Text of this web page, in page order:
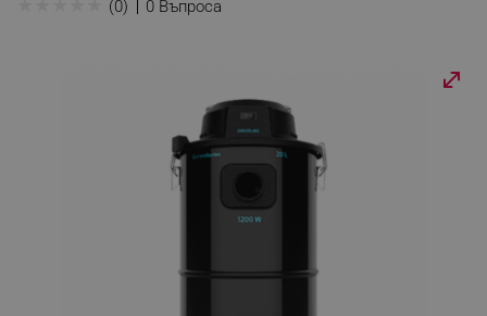
(0) 0 Въпроса